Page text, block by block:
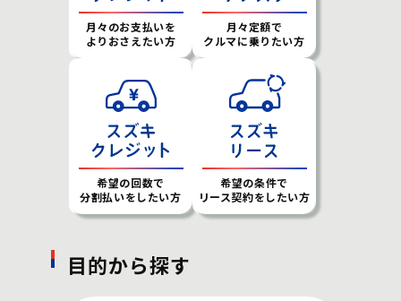
月々のお支払いを
よりおさえたい方
月々定額で
クルマに乗りたい方
希望の回数で
分割払いをしたい方
希望の条件で
リース契約をしたい方
目的から探す